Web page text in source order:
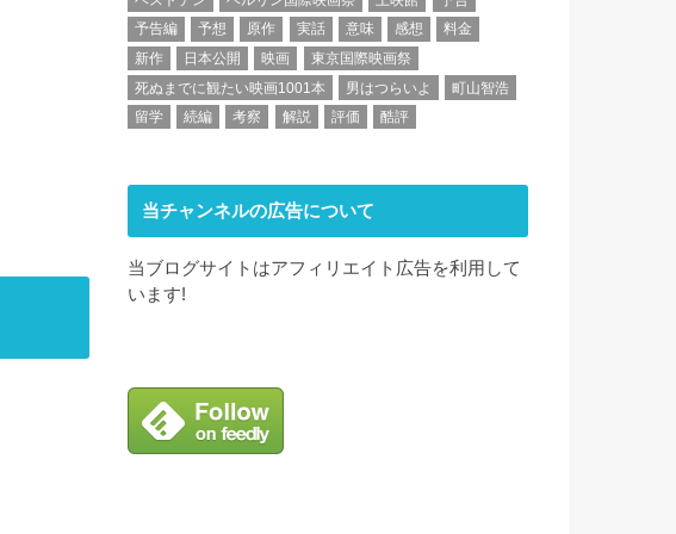
予告編
予想 原作 実話 意味 感想
料金
新作
日本公開 映画
東京国際映画祭
死ぬまでに観たい映画1001本
男はつらいよ
町山智浩
留学
続編 考察 解説 評価 酷評
当チャンネルの広告について
当ブログサイトはアフィリエイト広告を利用して
います!